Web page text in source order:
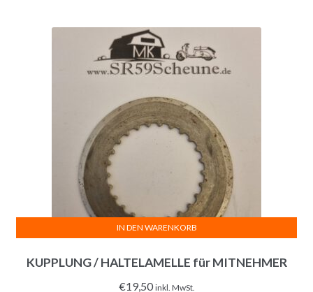
KUPPLUNG / HALTELAMELLE für MITNEHMER
€19,50 inkl. MwSt.
IN DEN WARENKORB